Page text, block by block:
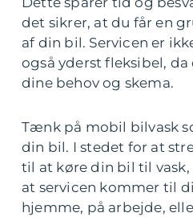
det sikrer, at du får en
af din bil. Servicen er
også yderst fleksibel, da
dine behov og skema.
Tænk på mobil bilvask
din bil. I stedet for at
til at køre din bil til vask,
at servicen kommer til
hjemme, på arbejde,